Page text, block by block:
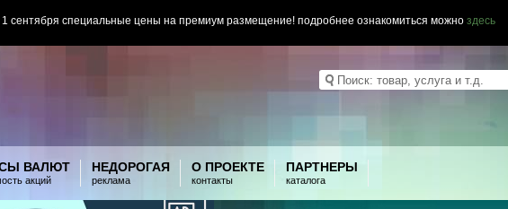
сентября специальные цены на премиум размещение! подробнее ознакомиться можно здесь
ВАЛЮТ
акций
НЕДОРОГАЯ
реклама
О ПРОЕКТЕ
контакты
ПАРТНЕРЫ
каталога